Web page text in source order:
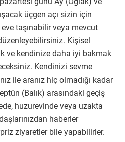
üçgen açı sizin için
taşınabilir veya mevcut
Kişisel
ve kendinize daha iyi bakmak
Kendinizi sevme
ile aranız hiç olmadığı kadar
(Balık) arasındaki geçiş
huzurevinde veya uzakta
haberler
ziyaretler bile yapabilirler.